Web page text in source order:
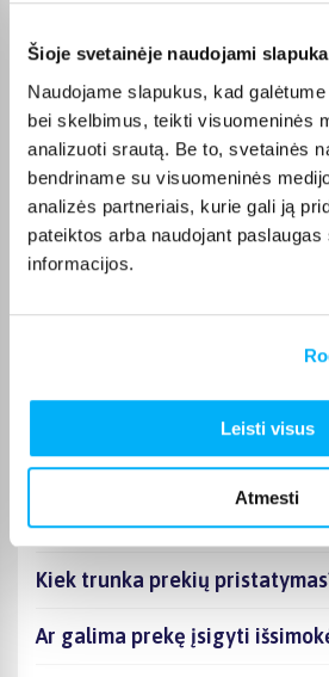
Šioje svetainėje naudojami
Naudojame slapukus, kad
bei skelbimus, teikti visuomeninės
analizuoti srautą. Be to, svetainės
bendriname su visuomeninės
analizės partneriais, kurie gali ją
pateiktos arba naudojant paslaugas
informacijos.
Leisti visus
Atmesti
variantą.
Papildomi pasirinkimai ir prekių
susiaurinti asortimentą ir greičiau rasti
Peržiūrėkite „SpaldingTinklinio
BIGBOX.LT, palyginkite prekes ir
Pasirinktą prekę pristatysime per jos
terminą.
Kokios TOP 5 perkamiausios
kategorijoje Tinklinio kamuoliai
šioje kategorijoje ir nuo kiek
kainos?
Kiek trunka prekių
Ar galima prekę įsigyti